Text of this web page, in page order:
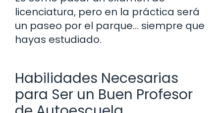
licenciatura, pero en la práctica será
un paseo por el parque… siempre que
hayas estudiado.
Habilidades Necesarias
para Ser un Buen Profesor